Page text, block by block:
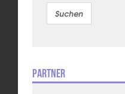
Partner